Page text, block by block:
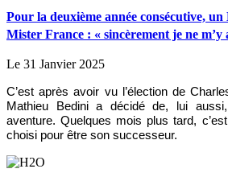
Pour la deuxième année consécutive,
Mister France : « sincèrement je ne m’y
Le 31 Janvier 2025
C’est après avoir vu l’élection de
Mathieu Bedini a décidé de, lui
aventure. Quelques mois plus tard,
choisi pour être son successeur.